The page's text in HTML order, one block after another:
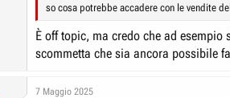
so cosa potrebbe accadere con le vendite
È off topic, ma credo che ad
scommetta che sia ancora possibile
7 Maggio 2025